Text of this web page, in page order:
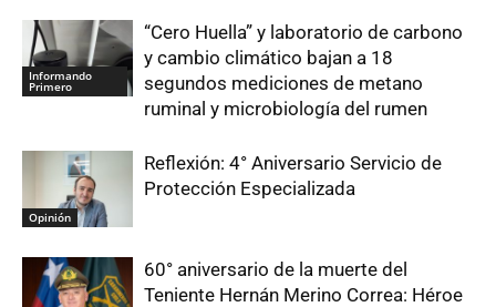
Informando
Primero
“Cero Huella” y laboratorio de carbono
y cambio climático bajan a 18
segundos mediciones de metano
ruminal y microbiología del rumen
Opinión
Reflexión: 4° Aniversario Servicio de
Protección Especializada
60° aniversario de la muerte del
Teniente Hernán Merino Correa: Héroe